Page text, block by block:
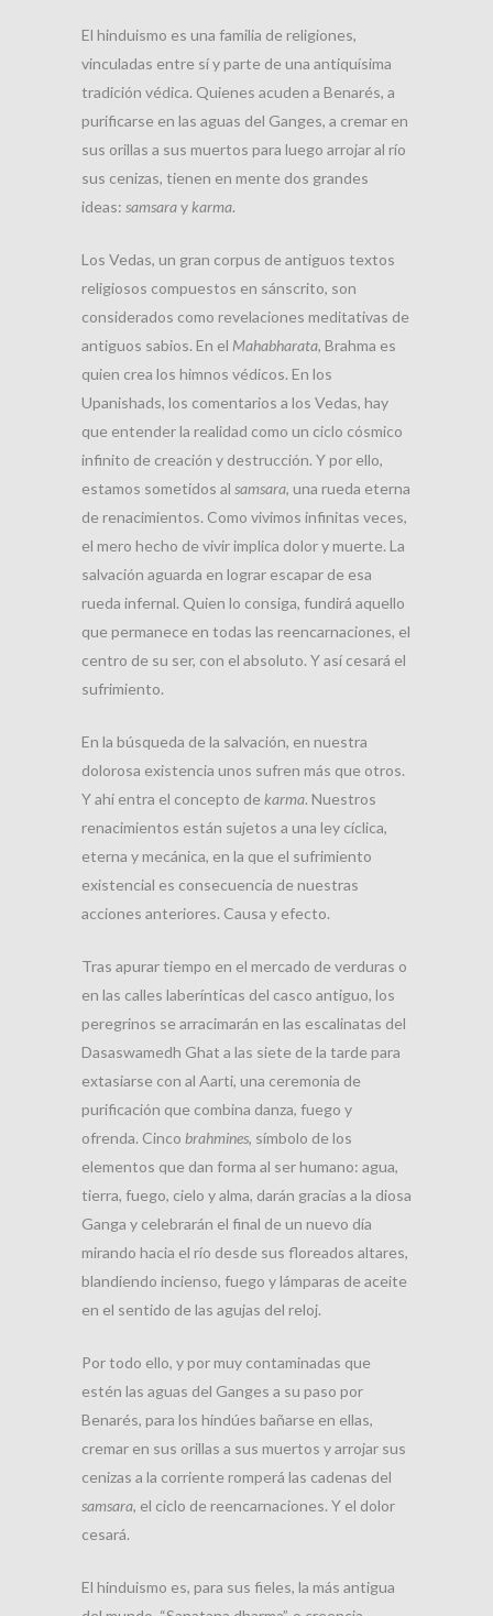
El hinduismo es una familia de religiones,
vinculadas entre sí y parte de una antiquísima
tradición védica. Quienes acuden a Benarés, a
purificarse en las aguas del Ganges, a cremar en
sus orillas a sus muertos para luego arrojar al río
sus cenizas, tienen en mente dos grandes
ideas: samsaraykarma.
Los Vedas, un gran corpus de antiguos textos
religiosos compuestos en sánscrito, son
considerados como revelaciones meditativas de
antiguos sabios. En el Mahabharata, Brahma es
quien crea los himnos védicos. En los
Upanishads, los comentarios a los Vedas, hay
que entender la realidad como un ciclo cósmico
infinito de creación y destrucción. Y por ello,
estamos sometidos al samsara, una rueda eterna
de renacimientos. Como vivimos infinitas veces,
el mero hecho de vivir implica dolor y muerte. La
salvación aguarda en lograr escapar de esa
rueda infernal. Quien lo consiga, fundirá aquello
que permanece en todas las reencarnaciones, el
centro de su ser, con el absoluto. Y así cesará el
sufrimiento.
En la búsqueda de la salvación, en nuestra
dolorosa existencia unos sufren más que otros.
Y ahí entra el concepto de karma. Nuestros
renacimientos están sujetos a una ley cíclica,
eterna y mecánica, en la que el sufrimiento
existencial es consecuencia de nuestras
acciones anteriores. Causa y efecto.
Tras apurar tiempo en el mercado de verduras o
en las calles laberínticas del casco antiguo, los
peregrinos se arracimarán en las escalinatas del
Dasaswamedh Ghat a las siete de la tarde para
extasiarse con al Aarti, una ceremonia de
purificación que combina danza, fuego y
ofrenda. Cinco brahmines, símbolo de los
elementos que dan forma al ser humano: agua,
tierra, fuego, cielo y alma, darán gracias a la diosa
Ganga y celebrarán el final de un nuevo día
mirando hacia el río desde sus floreados altares,
blandiendo incienso, fuego y lámparas de aceite
en el sentido de las agujas del reloj.
Por todo ello, y por muy contaminadas que
estén las aguas del Ganges a su paso por
Benarés, para los hindúes bañarse en ellas,
cremar en sus orillas a sus muertos y arrojar sus
cenizas a la corriente romperá las cadenas del
samsara, el ciclo de reencarnaciones. Y el dolor
cesará.
El hinduismo es, para sus fieles, la más antigua